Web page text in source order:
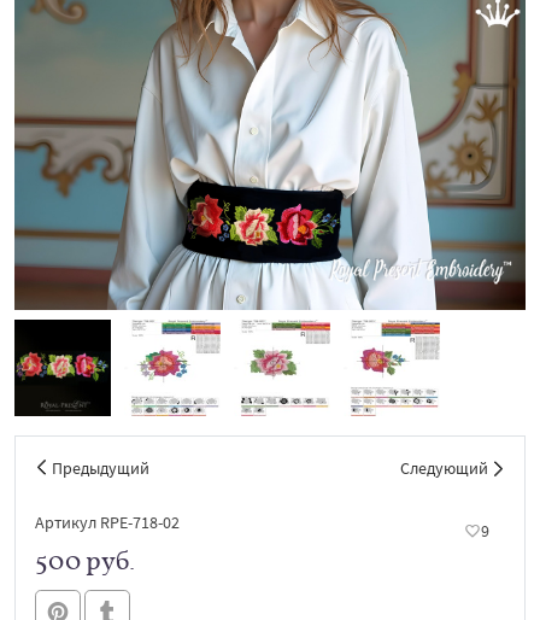
Предыдущий Следующий
Артикул RPE-718-02 9
500 руб.